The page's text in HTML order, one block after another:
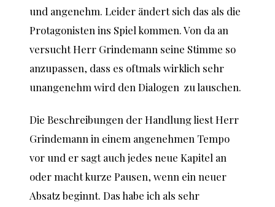
und angenehm. Leider ändert sich das als die
Protagonisten ins Spiel kommen. Von da an
versucht Herr Grindemann seine Stimme so
anzupassen, dass es oftmals wirklich sehr
unangenehm wird den Dialogen zu lauschen.
Die Beschreibungen der Handlung liest Herr
Grindemann in einem angenehmen Tempo
vor und er sagt auch jedes neue Kapitel an
oder macht kurze Pausen, wenn ein neuer
Absatz beginnt. Das habe ich als sehr